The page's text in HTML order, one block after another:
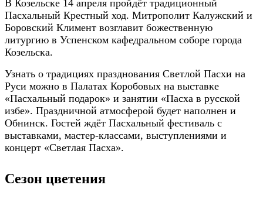
В Козельске 14 апреля пройдёт традиционный
Пасхальный Крестный ход. Митрополит Калужский и
Боровский Климент возглавит божественную
литургию в Успенском кафедральном соборе города
Козельска.
Узнать о традициях празднования Светлой Пасхи на
Руси можно в Палатах Коробовых на выставке
«Пасхальный подарок» и занятии «Пасха в русской
избе». Праздничной атмосферой будет наполнен и
Обнинск. Гостей ждёт Пасхальный фестиваль с
выставками, мастер-классами, выступлениями и
концерт «Светлая Пасха».
Сезон цветения